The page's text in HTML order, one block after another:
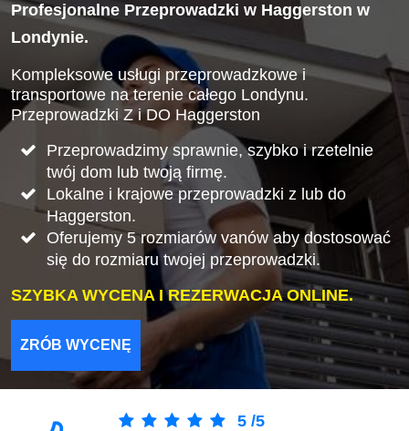
Profesjonalne Przeprowadzki w Haggerston w
Londynie.
Kompleksowe usługi przeprowadzkowe i
transportowe na terenie całego Londynu.
Przeprowadzki Z i DO Haggerston
Przeprowadzimy sprawnie, szybko i rzetelnie
twój dom lub twoją firmę.
Lokalne i krajowe przeprowadzki z lub do
Haggerston.
Oferujemy 5 rozmiarów vanów aby dostosować
się do rozmiaru twojej przeprowadzki.
SZYBKA WYCENA I REZERWACJA ONLINE.
ZRÓB WYCENĘ
5 /5